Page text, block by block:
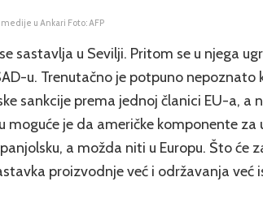
u Ankari Foto: AFP
sastavlja u Sevilji. Pritom se u njega
u. Trenutačno je potpuno nepoznato
sankcije prema jednoj članici EU-a, a
moguće je da američke komponente
a možda niti u Europu. Što će
proizvodnje već i održavanja već